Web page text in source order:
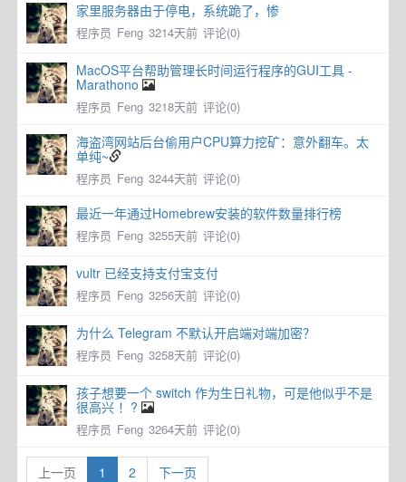
家里服务器由于停电，系统跪了，惨
程序员 Feng 3214天前 评论(0)
MacOS平台帮助管理长时间运行程序的GUI工具 -
Marathono
程序员 Feng 3218天前 评论(0)
海盗湾网站后台偷用户CPU算力挖矿：意外翻车。太
单纯~
程序员 Feng 3244天前 评论(0)
最近一年通过Homebrew安装的软件数量排行榜
程序员 Feng 3255天前 评论(0)
vultr 已经支持支付宝支付
程序员 Feng 3256天前 评论(0)
为什么 Telegram 不默认开启端对端加密？
程序员 Feng 3258天前 评论(0)
孩子想要一个 switch 作为生日礼物，可是他似乎不是
很高兴 ！?
程序员 Feng 3264天前 评论(0)
上一页 1 2 下一页